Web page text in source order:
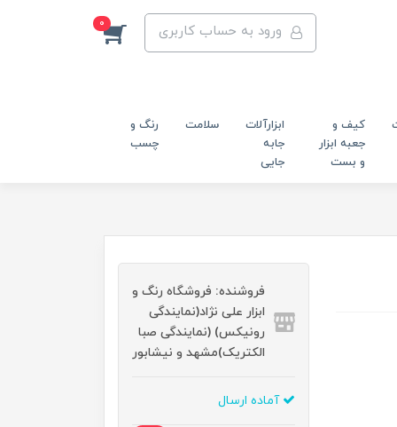
ورود به حساب کاربری 0
کیف و
جعبه ابزار
و بست
ابزارآلات
جابه
جایی
سلامت
رنگ و
چسب
فروشنده: فروشگاه رنگ و
ابزار علی نژاد(نمایندگی
رونیکس) (نمایندگی صبا
الکتریک)مشهد و نیشابور
آماده ارسال